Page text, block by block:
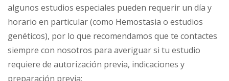
algunos estudios especiales pueden requerir un día y
horario en particular (como Hemostasia o estudios
genéticos), por lo que recomendamos que te contactes
siempre con nosotros para averiguar si tu estudio
requiere de autorización previa, indicaciones y
preparación previa: